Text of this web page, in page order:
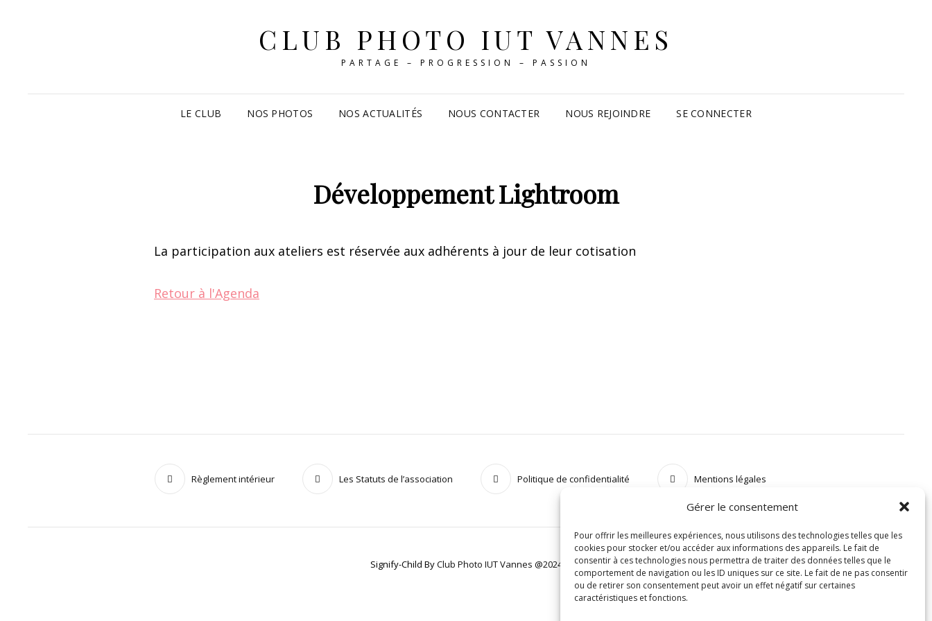
Gérer le consentement
Pour offrir les meilleures expériences, nous utilisons des technologies telles que les
cookies pour stocker et/ou accéder aux informations des appareils. Le fait de
consentir à ces technologies nous permettra de traiter des données telles que le
comportement de navigation ou les ID uniques sur ce site. Le fait de ne pas consentir
ou de retirer son consentement peut avoir un effet négatif sur certaines
caractéristiques et fonctions.
CLUB PHOTO IUT VANNES
PARTAGE – PROGRESSION – PASSION
LE CLUB NOS PHOTOS NOS ACTUALITÉS NOUS CONTACTER NOUS REJOINDRE SE CONNECTER
Développement Lightroom
La participation aux ateliers est réservée aux adhérents à jour de leur cotisation
Retour à l'Agenda
Règlement intérieur Les Statuts de l’association Politique de confidentialité Mentions légales
Signify-Child ByClub Photo IUT Vannes @2024